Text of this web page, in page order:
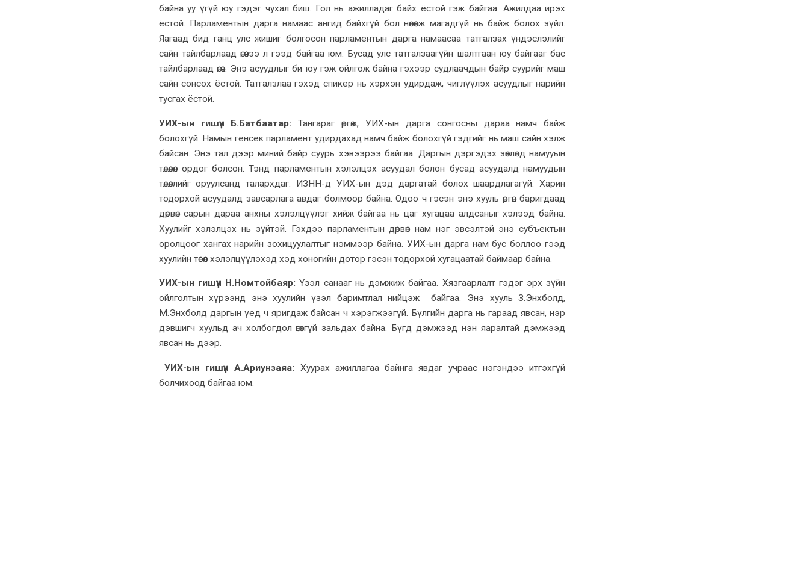
байна уу үгүй юу гэдэг чухал биш. Гол нь ажилладаг байх ёстой гэж байгаа. Ажилдаа ирэх
ёстой. Парламентын дарга намаас ангид байхгүй бол нөлөөлж магадгүй нь байж болох зүйл.
Яагаад бид ганц улс жишиг болгосон парламентын дарга намаасаа татгалзах үндэслэлийг
сайн тайлбарлаад өгөөчээ л гээд байгаа юм. Бусад улс татгалзаагүйн шалтгаан юу байгааг бас
тайлбарлаад өгөөч. Энэ асуудлыг би юу гэж ойлгож байна гэхээр судлаачдын байр суурийг маш
сайн сонсох ёстой. Татгалзлаа гэхэд спикер нь хэрхэн удирдаж, чиглүүлэх асуудлыг нарийн
тусгах ёстой.
УИХ-ын гишүүн Б.Батбаатар: Тангараг өргөж, УИХ-ын дарга сонгосны дараа намч байж
болохгүй. Намын генсек парламент удирдахад намч байж болохгүй гэдгийг нь маш сайн хэлж
байсан. Энэ тал дээр миний байр суурь хэвээрээ байгаа. Даргын дэргэдэх зөвлөлд намууын
төлөөлөл ордог болсон. Тэнд парламентын хэлэлцэх асуудал болон бусад асуудалд намуудын
төлөөллийг оруулсанд талархдаг. ИЗНН-д УИХ-ын дэд даргатай болох шаардлагагүй. Харин
тодорхой асуудалд завсарлага авдаг болмоор байна. Одоо ч гэсэн энэ хууль өргөн баригдаад
дөрвөн сарын дараа анхны хэлэлцүүлэг хийж байгаа нь цаг хугацаа алдсаныг хэлээд байна.
Хуулийг хэлэлцэх нь зүйтэй. Гэхдээ парламентын дөрвөн нам нэг эвсэлтэй энэ субъектын
оролцоог хангах нарийн зохицуулалтыг нэммээр байна. УИХ-ын дарга нам бус боллоо гээд
хуулийн төсөл хэлэлцүүлэхэд хэд хоногийн дотор гэсэн тодорхой хугацаатай баймаар байна.
УИХ-ын гишүүн Н.Номтойбаяр:Үзэл санааг нь дэмжиж байгаа. Хязгаарлалт гэдэг эрх зүйн
ойлголтын хүрээнд энэ хуулийн үзэл баримтлал нийцэж байгаа. Энэ хууль З.Энхболд,
М.Энхболд даргын үед ч яригдаж байсан ч хэрэгжээгүй. Бүлгийн дарга нь гараад явсан, нэр
дэвшигч хуульд ач холбогдол өгөхгүй зальдах байна. Бүгд дэмжээд нэн яаралтай дэмжээд
явсан нь дээр.
УИХ-ын гишүүн А.Ариунзаяа: Хуурах ажиллагаа байнга явдаг учраас нэгэндээ итгэхгүй
болчихоод байгаа юм.